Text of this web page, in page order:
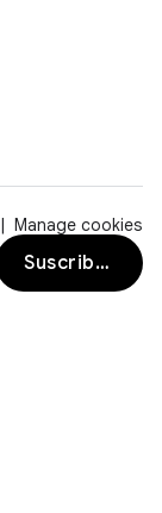
Manage cookies
Suscribirse